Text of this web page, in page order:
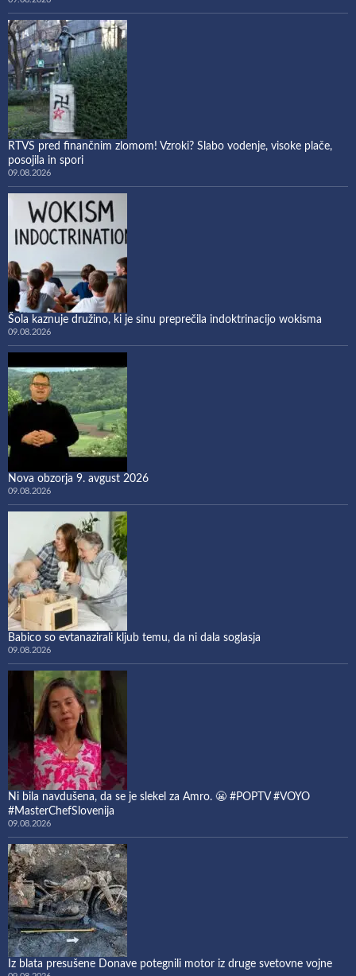
RTVS pred finančnim zlomom! Vzroki? Slabo vodenje, visoke plače,
posojila in spori
09.08.2026
Šola kaznuje družino, ki je sinu preprečila indoktrinacijo wokisma
09.08.2026
Nova obzorja 9. avgust 2026
09.08.2026
Babico so evtanazirali kljub temu, da ni dala soglasja
09.08.2026
Ni bila navdušena, da se je slekel za Amro. 😬 #POPTV #VOYO
#MasterChefSlovenija
09.08.2026
Iz blata presušene Donave potegnili motor iz druge svetovne vojne